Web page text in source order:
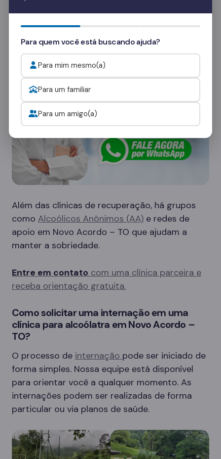
Quer saber mais? Fale com nossos
consultorese veja como funcionam as visitas.
Onde procurar ajuda para o alcoolismo?
Além das clínicas de recuperação, há grupos
como Alcoólicos Anônimos (AA) e redes de
apoio em Novo Acordo – TO que ajudam a
manter a sobriedade.
Entre em contato com uma clínica parceira e
receba orientação gratuita.
Como solicitar uma internação em uma
clínica para alcoólatra em Novo Acordo –
TO?
O processo de internação pode ser iniciado de
forma simples. Nossa equipe está disponível
para orientar você a qualquer momento. As
internações podem ser realizadas de forma
particular ou via planos de saúde.
Para quem você está buscando ajuda?
Para mim mesmo(a)
Para um familiar
Para um amigo(a)